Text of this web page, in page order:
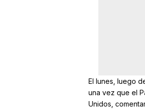
El lunes, luego
una vez que el
Unidos,